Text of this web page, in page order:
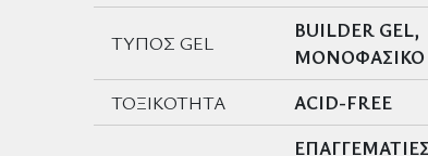
ΤΥΠΟΣ GEL
BUILDER GEL,
ΜΟΝΟΦΑΣΙΚΟ
ΤΟΞΙΚΟΤΗΤΑ
ACID-FREE